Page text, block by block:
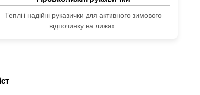
Теплі і надійні рукавички для активного зимового
відпочинку на лижах.